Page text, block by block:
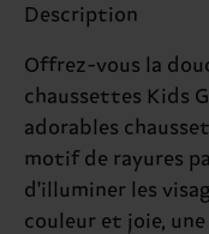
Description
Offrez-vous la
chaussettes Kids
adorables
motif de rayures
d'illuminer les
couleur et joie,